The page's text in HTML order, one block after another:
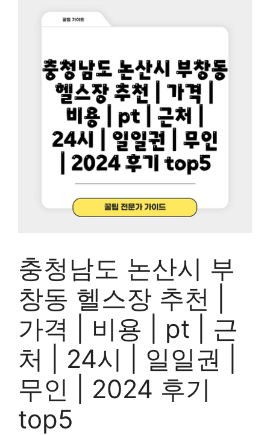
충청남도 논산시 부
창동 헬스장 추천 |
가격 | 비용 | pt | 근
처 | 24시 | 일일권 |
무인 | 2024 후기
top5